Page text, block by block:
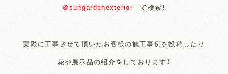
＠sungardenexteriorで検索！
実際に工事させて頂いたお客様の施工事例を投稿したり
花や展示品の紹介をしております！